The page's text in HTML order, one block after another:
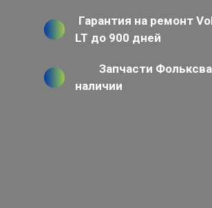
Гарантия на ремонт
LT до 900 дней
Запчасти
наличии